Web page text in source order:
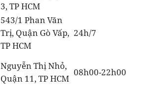
3, TP HCM
543/1 Phan Văn
Trị, Quận Gò Vấp,
TP HCM
24h/7
Nguyễn Thị Nhỏ,
Quận 11, TP HCM
08h00-22h00